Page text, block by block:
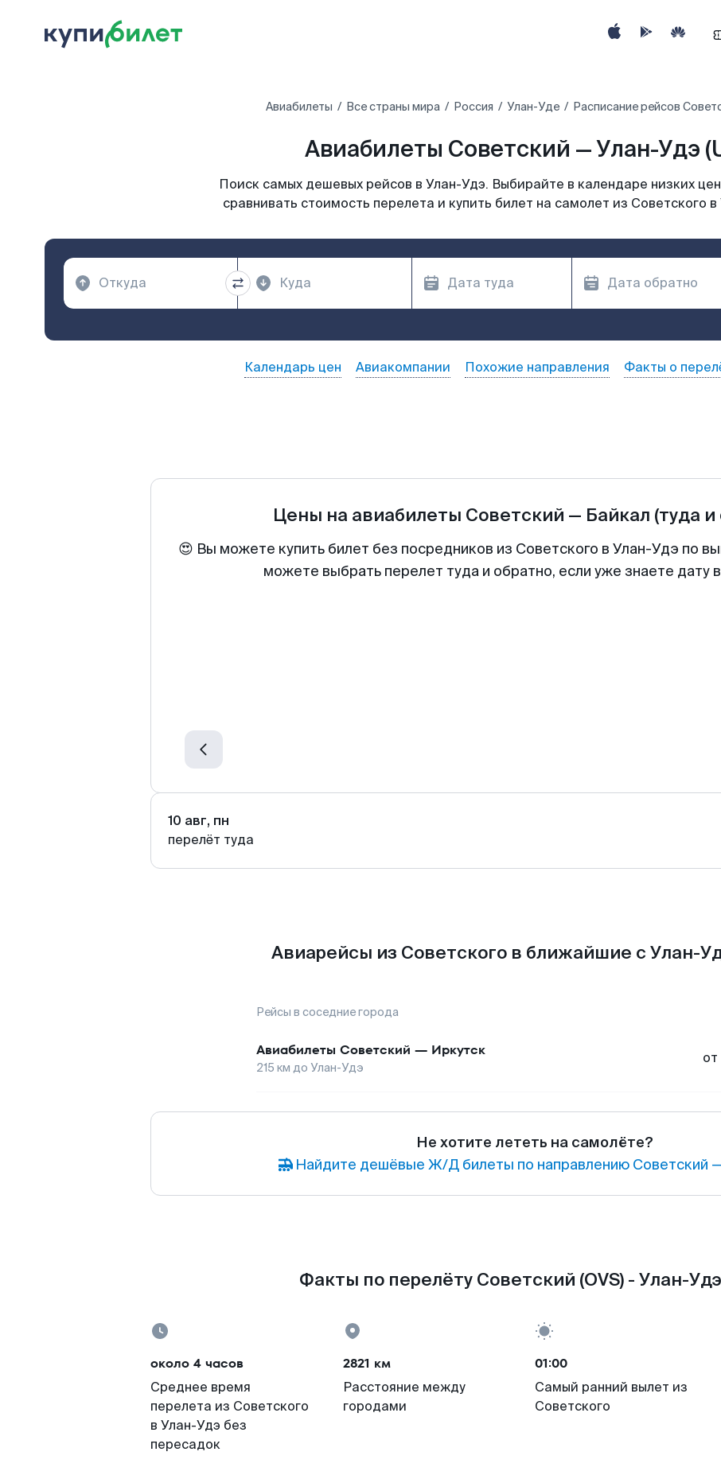
Авиабилеты Все страны мира Россия Улан-Уде Расписание рейсов
Авиабилеты Советский — Улан-Удэ
Поиск самых дешевых рейсов в Улан-Удэ. Выбирайте в календаре низких
сравнивать стоимость перелета и купить билет на самолет из Советского
Календарь цен Авиакомпании Похожие направления Факты о
Цены на авиабилеты Советский — Байкал (туда
😍 Вы можете купить билет без посредников из Советского в Улан-Удэ по
можете выбрать перелет туда и обратно, если уже знаете дату
10 авг, пн
перелёт туда
Авиарейсы из Советского в ближайшие с Улан-
Рейсы в соседние города
Авиабилеты Советский — Иркутск
215 км до Улан-Удэ
от
Не хотите лететь на самолёте?
Найдите дешёвые Ж/Д билеты по направлению Советский —
Факты по перелёту Советский (OVS) - Улан-Удэ
около 4 часов
Среднее время
перелета из Советского
в Улан-Удэ без
пересадок
2821 км
Расстояние между
городами
01:00
Самый ранний вылет из
Советского